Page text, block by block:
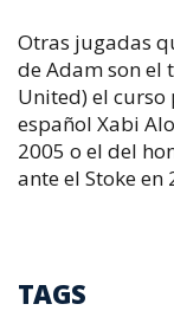
Otras jugadas
de Adam son el
United) el curso
español Xabi
2005 o el del
ante el Stoke en
TAGS